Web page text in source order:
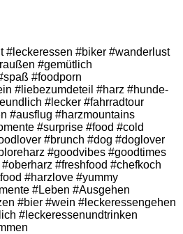
#leckeressen #biker #wanderlust
#gemütlich
#foodporn
#liebezumdeteil #harz #hunde-
#lecker #fahrradtour
#ausflug #harzmountains
#surprise #food #cold
#brunch #dog #doglover
#goodvibes #goodtimes
#freshfood #chefkoch
#harzlove #yummy
#Leben #Ausgehen
#bier #wein #leckeressengehen
#leckeressenundtrinken